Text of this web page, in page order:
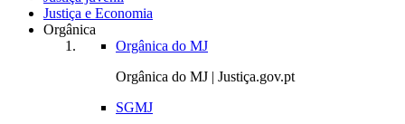
Justiça e Economia
Orgânica
Orgânica do MJ
Orgânica do MJ | Justiça.gov.pt
SGMJ